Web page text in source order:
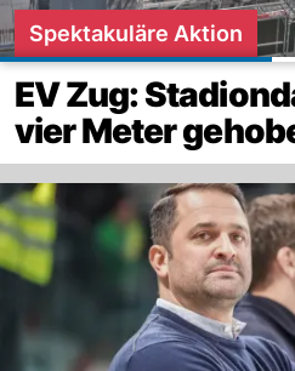
Spektakuläre Aktion
EV Zug:
vier Meter